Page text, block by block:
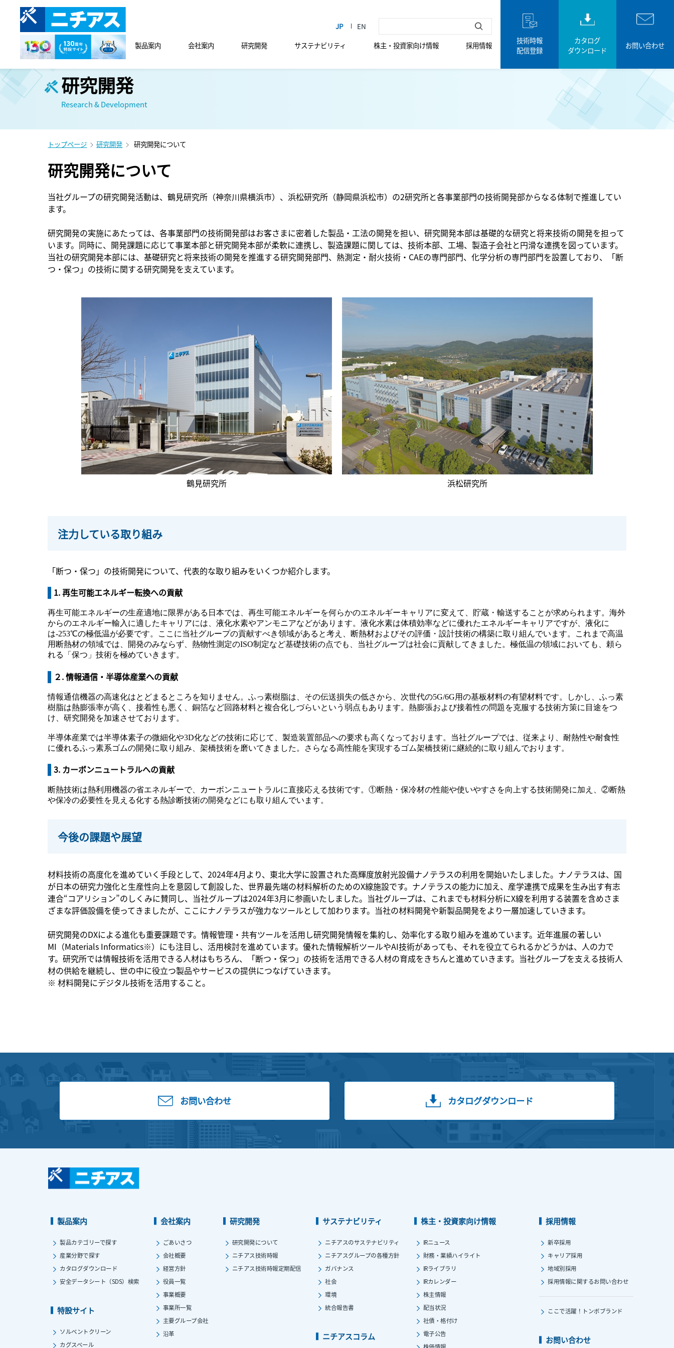
製品案内 会社案内 研究開発 サステナビリティ 株主・投資家向け情報 採用情報
技術時報
配信登録
カタログ
ダウンロード
お問い合わせ
研究開発
Research & Development
トップページ 研究開発 研究開発について
研究開発について
当社グループの研究開発活動は、鶴見研究所（神奈川県横浜市）、浜松研究所（静岡県浜松市）の2研究所と各事業部門の技術開発部からなる体制で推進してい
ます。
研究開発の実施にあたっては、各事業部門の技術開発部はお客さまに密着した製品・工法の開発を担い、研究開発本部は基礎的な研究と将来技術の開発を担って
います。同時に、開発課題に応じて事業本部と研究開発本部が柔軟に連携し、製造課題に関しては、技術本部、工場、製造子会社と円滑な連携を図っています。
当社の研究開発本部には、基礎研究と将来技術の開発を推進する研究開発部門、熱測定・耐火技術・CAEの専門部門、化学分析の専門部門を設置しており、「断
つ・保つ」の技術に関する研究開発を支えています。
鶴見研究所 浜松研究所
注力している取り組み
「断つ・保つ」の技術開発について、代表的な取り組みをいくつか紹介します。
1. 再生可能エネルギー転換への貢献
再生可能エネルギーの生産適地に限界がある日本では、再生可能エネルギーを何らかのエネルギーキャリアに変えて、貯蔵・輸送することが求められます。海外
からのエネルギー輸入に適したキャリアには、液化水素やアンモニアなどがあります。液化水素は体積効率などに優れたエネルギーキャリアですが、液化に
は-253℃の極低温が必要です。ここに当社グループの貢献すべき領域があると考え、断熱材およびその評価・設計技術の構築に取り組んでいます。これまで高温
用断熱材の領域では、開発のみならず、熱物性測定のISO制定など基礎技術の点でも、当社グループは社会に貢献してきました。極低温の領域においても、頼ら
れる「保つ」技術を極めていきます。
２. 情報通信・半導体産業への貢献
情報通信機器の高速化はとどまるところを知りません。ふっ素樹脂は、その伝送損失の低さから、次世代の5G/6G用の基板材料の有望材料です。しかし、ふっ素
樹脂は熱膨張率が高く、接着性も悪く、銅箔など回路材料と複合化しづらいという弱点もあります。熱膨張および接着性の問題を克服する技術方策に目途をつ
け、研究開発を加速させております。
半導体産業では半導体素子の微細化や3D化などの技術に応じて、製造装置部品への要求も高くなっております。当社グループでは、従来より、耐熱性や耐食性
に優れるふっ素系ゴムの開発に取り組み、架橋技術を磨いてきました。さらなる高性能を実現するゴム架橋技術に継続的に取り組んでおります。
3. カーボンニュートラルへの貢献
断熱技術は熱利用機器の省エネルギーで、カーボンニュートラルに直接応える技術です。①断熱・保冷材の性能や使いやすさを向上する技術開発に加え、②断熱
や保冷の必要性を見える化する熱診断技術の開発などにも取り組んでいます。
今後の課題や展望
材料技術の高度化を進めていく手段として、2024年4月より、東北大学に設置された高輝度放射光設備ナノテラスの利用を開始いたしました。ナノテラスは、国
が日本の研究力強化と生産性向上を意図して創設した、世界最先端の材料解析のためのX線施設です。ナノテラスの能力に加え、産学連携で成果を生み出す有志
連合“コアリション”のしくみに賛同し、当社グループは2024年3月に参画いたしました。当社グループは、これまでも材料分析にX線を利用する装置を含めさま
ざまな評価設備を使ってきましたが、ここにナノテラスが強力なツールとして加わります。当社の材料開発や新製品開発をより一層加速していきます。
研究開発のDXによる進化も重要課題です。情報管理・共有ツールを活用し研究開発情報を集約し、効率化する取り組みを進めています。近年進展の著しい
MI（Materials Informatics※）にも注目し、活用検討を進めています。優れた情報解析ツールやAI技術があっても、それを役立てられるかどうかは、人の力で
す。研究所では情報技術を活用できる人材はもちろん、「断つ・保つ」の技術を活用できる人材の育成をきちんと進めていきます。当社グループを支える技術人
材の供給を継続し、世の中に役立つ製品やサービスの提供につなげていきます。
※ 材料開発にデジタル技術を活用すること。
お問い合わせ カタログダウンロード
製品案内
製品カテゴリーで探す
産業分野で探す
カタログダウンロード
安全データシート（SDS）検索
特設サイト
ソルベントクリーン
カグスベール
会社案内
ごあいさつ
会社概要
経営方針
役員一覧
事業概要
事業所一覧
主要グループ会社
沿革
研究開発
研究開発について
ニチアス技術時報
ニチアス技術時報定期配信
サステナビリティ
ニチアスのサステナビリティ
ニチアスグループの各種方針
ガバナンス
社会
環境
統合報告書
ニチアスコラム
株主・投資家向け情報
IRニュース
財務・業績ハイライト
IRライブラリ
IRカレンダー
株主情報
配当状況
社債・格付け
電子公告
株価情報
採用情報
新卒採用
キャリア採用
地域別採用
採用情報に関するお問い合わせ
ここで活躍！ トンボブランド
お問い合わせ